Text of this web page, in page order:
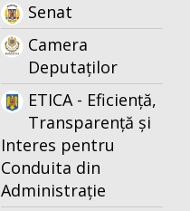
Senat
Camera
Deputaților
ETICA - Eficiență,
Transparență și
Interes pentru
Conduita din
Administrație